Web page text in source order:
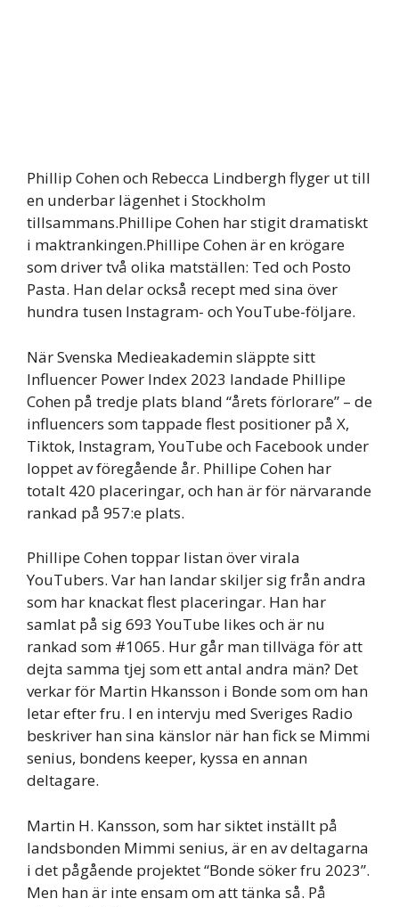
Phillip Cohen och Rebecca Lindbergh flyger ut till
en underbar lägenhet i Stockholm
tillsammans.Phillipe Cohen har stigit dramatiskt
i maktrankingen.Phillipe Cohen är en krögare
som driver två olika matställen: Ted och Posto
Pasta. Han delar också recept med sina över
hundra tusen Instagram- och YouTube-följare.
När Svenska Medieakademin släppte sitt
Influencer Power Index 2023 landade Phillipe
Cohen på tredje plats bland “årets förlorare” – de
influencers som tappade flest positioner på X,
Tiktok, Instagram, YouTube och Facebook under
loppet av föregående år. Phillipe Cohen har
totalt 420 placeringar, och han är för närvarande
rankad på 957:e plats.
Phillipe Cohen toppar listan över virala
YouTubers. Var han landar skiljer sig från andra
som har knackat flest placeringar. Han har
samlat på sig 693 YouTube likes och är nu
rankad som #1065. Hur går man tillväga för att
dejta samma tjej som ett antal andra män? Det
verkar för Martin Hkansson i Bonde som om han
letar efter fru. I en intervju med Sveriges Radio
beskriver han sina känslor när han fick se Mimmi
senius, bondens keeper, kyssa en annan
deltagare.
Martin H. Kansson, som har siktet inställt på
landsbonden Mimmi senius, är en av deltagarna
i det pågående projektet “Bonde söker fru 2023”.
Men han är inte ensam om att tänka så. På